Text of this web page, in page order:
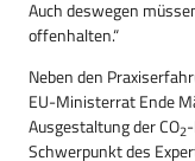
Auch deswegen
offenhalten.“
Neben den
EU-Ministerrat Ende
Ausgestaltung der CO2
Schwerpunkt des